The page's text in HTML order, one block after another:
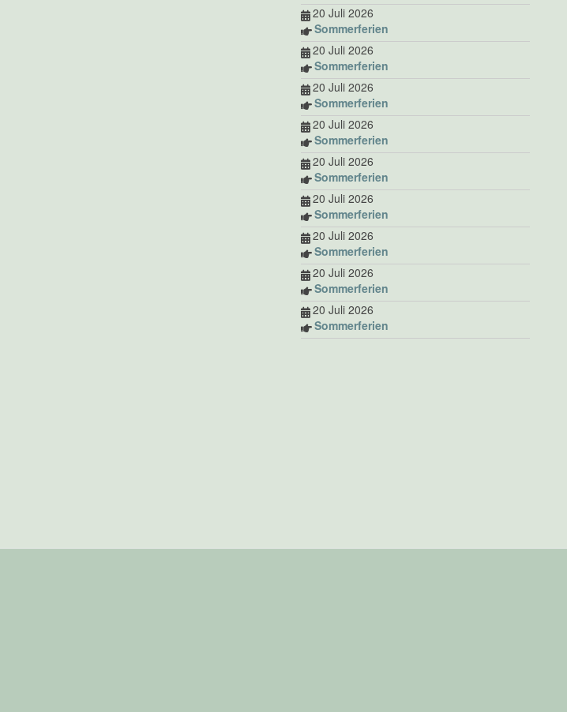
20 Juli 2026
Sommerferien
20 Juli 2026
Sommerferien
20 Juli 2026
Sommerferien
20 Juli 2026
Sommerferien
20 Juli 2026
Sommerferien
20 Juli 2026
Sommerferien
20 Juli 2026
Sommerferien
20 Juli 2026
Sommerferien
20 Juli 2026
Sommerferien